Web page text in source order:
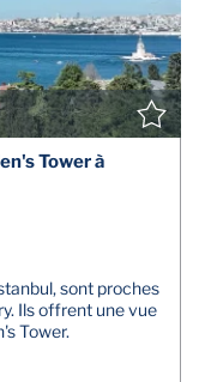
Tower à
sont proches
Ils offrent une vue
Tower.